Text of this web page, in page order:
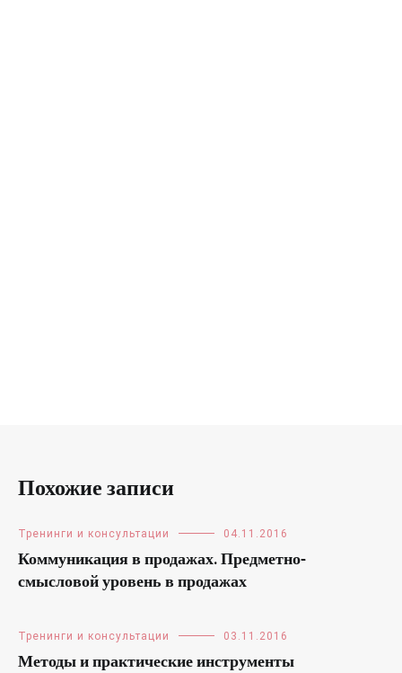
Похожие записи
Тренинги и консультации 04.11.2016
Коммуникация в продажах. Предметно-
смысловой уровень в продажах
Тренинги и консультации 03.11.2016
Методы и практические инструменты